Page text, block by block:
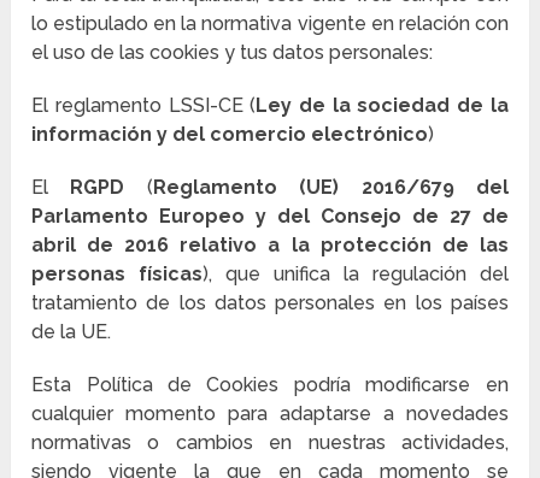
lo estipulado en la normativa vigente en relación con
el uso de las cookies y tus datos personales:
El reglamento LSSI-CE ( Ley de la sociedad de la
información y del comercio electrónico)
El RGPD ( Reglamento (UE) 2016/679 del
Parlamento Europeo y del Consejo de 27 de
abril de 2016 relativo a la protección de las
personas físicas), que unifica la regulación del
tratamiento de los datos personales en los países
de la UE.
Esta Política de Cookies podría modificarse en
cualquier momento para adaptarse a novedades
normativas o cambios en nuestras actividades,
siendo vigente la que en cada momento se